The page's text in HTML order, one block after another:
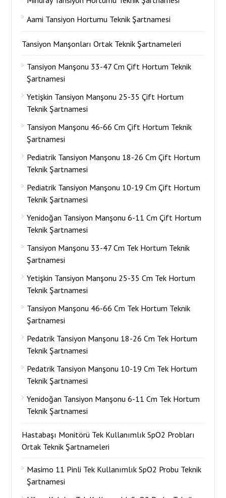
Aami Tansiyon Hortumu Teknik Şartnamesi
Tansiyon Manşonları Ortak Teknik Şartnameleri
Tansiyon Manşonu 33-47 Cm Çift Hortum Teknik
Şartnamesi
Yetişkin Tansiyon Manşonu 25-35 Çift Hortum
Teknik Şartnamesi
Tansiyon Manşonu 46-66 Cm Çift Hortum Teknik
Şartnamesi
Pediatrik Tansiyon Manşonu 18-26 Cm Çift Hortum
Teknik Şartnamesi
Pediatrik Tansiyon Manşonu 10-19 Cm Çift Hortum
Teknik Şartnamesi
Yenidoğan Tansiyon Manşonu 6-11 Cm Çift Hortum
Teknik Şartnamesi
Tansiyon Manşonu 33-47 Cm Tek Hortum Teknik
Şartnamesi
Yetişkin Tansiyon Manşonu 25-35 Cm Tek Hortum
Teknik Şartnamesi
Tansiyon Manşonu 46-66 Cm Tek Hortum Teknik
Şartnamesi
Pedatrik Tansiyon Manşonu 18-26 Cm Tek Hortum
Teknik Şartnamesi
Pedatrik Tansiyon Manşonu 10-19 Cm Tek Hortum
Teknik Şartnamesi
Yenidoğan Tansiyon Manşonu 6-11 Cm Tek Hortum
Teknik Şartnamesi
Hastabaşı Monitörü Tek Kullanımlık SpO2 Probları
Ortak Teknik Şartnameleri
Masimo 11 Pinli Tek Kullanımlık SpO2 Probu Teknik
Şartnamesi